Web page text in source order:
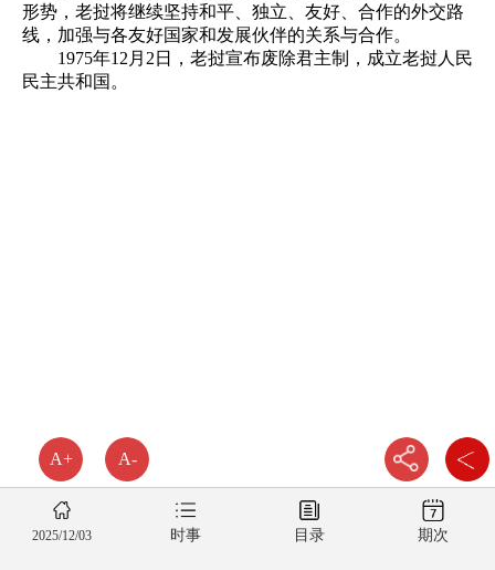
A+ A-
形势，老挝将继续坚持和平、独立、友好、合作的外交路
线，加强与各友好国家和发展伙伴的关系与合作。
1975年12月2日，老挝宣布废除君主制，成立老挝人民
民主共和国。
2025/12/03 时事 目录 期次